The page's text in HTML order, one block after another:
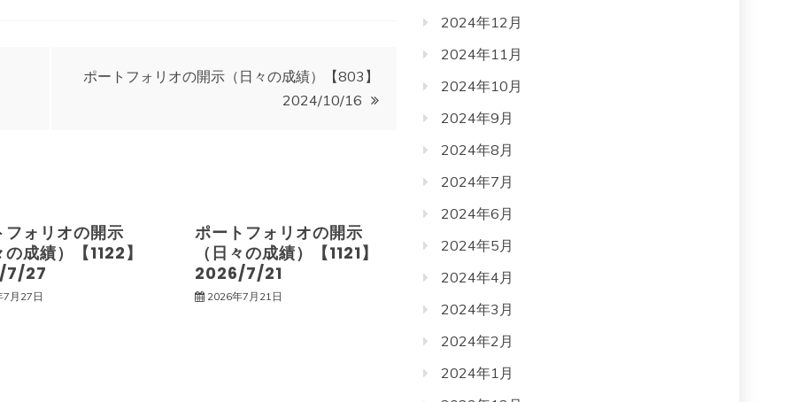
ポートフォリオの開示（日々の成績）【803】
2024/10/16
フォリオの開示
の成績）【1122】
7/27
7月27日
ポートフォリオの開示
（日々の成績）【1121】
2026/7/21
2026年7月21日
2024年12月
2024年11月
2024年10月
2024年9月
2024年8月
2024年7月
2024年6月
2024年5月
2024年4月
2024年3月
2024年2月
2024年1月